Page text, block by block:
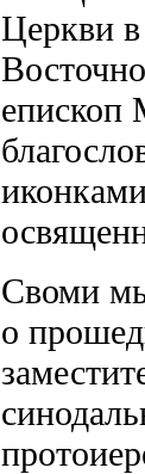
Церкви
епископ
Своми
о